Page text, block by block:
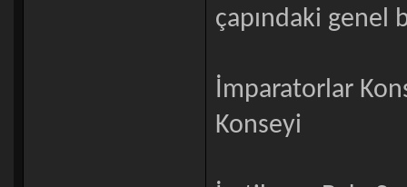
çapındaki genel
İmparatorlar
Konseyi